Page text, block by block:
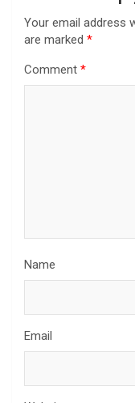
Your email address
are marked *
Comment *
Name
Email